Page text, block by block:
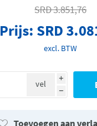
SRD 3.851,76
Prijs: SRD
excl. BTW
i
h
vel
Toevoegen aan